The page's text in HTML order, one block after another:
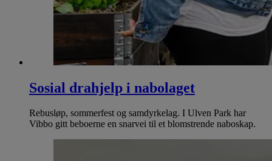
Sosial drahjelp i nabolaget
Rebusløp, sommerfest og samdyrkelag. I Ulven Park har
Vibbo gitt beboerne en snarvei til et blomstrende naboskap.